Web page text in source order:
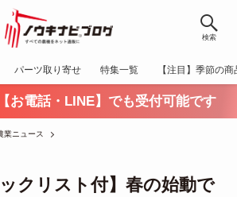
検索
パーツ取り寄せ 特集一覧 【注目】季節の商
お電話・LINE】でも受付可能です
業ニュース
ックリスト付】春の始動で